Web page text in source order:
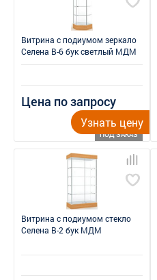
Витрина с подиумом зеркало
Селена В-6 бук светлый МДМ
Цена по запросу
ПОД ЗАКАЗ
Узнать цену
Витрина с подиумом стекло
Селена В-2 бук МДМ